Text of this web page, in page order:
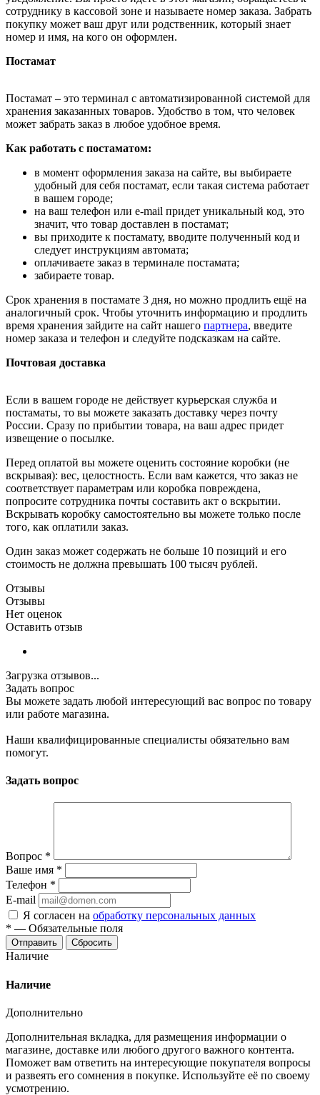
сотруднику в кассовой зоне и называете номер заказа. Забрать
покупку может ваш друг или родственник, который знает
номер и имя, на кого он оформлен.
Постамат
Постамат – это терминал с автоматизированной системой для
хранения заказанных товаров. Удобство в том, что человек
может забрать заказ в любое удобное время.
Как работать с постаматом:
в момент оформления заказа на сайте, вы выбираете
удобный для себя постамат, если такая система работает
в вашем городе;
на ваш телефон или e-mail придет уникальный код, это
значит, что товар доставлен в постамат;
вы приходите к постамату, вводите полученный код и
следует инструкциям автомата;
оплачиваете заказ в терминале постамата;
забираете товар.
Срок хранения в постамате 3 дня, но можно продлить ещё на
аналогичный срок. Чтобы уточнить информацию и продлить
время хранения зайдите на сайт нашего партнера, введите
номер заказа и телефон и следуйте подсказкам на сайте.
Почтовая доставка
Если в вашем городе не действует курьерская служба и
постаматы, то вы можете заказать доставку через почту
России. Сразу по прибытии товара, на ваш адрес придет
извещение о посылке.
Перед оплатой вы можете оценить состояние коробки (не
вскрывая): вес, целостность. Если вам кажется, что заказ не
соответствует параметрам или коробка повреждена,
попросите сотрудника почты составить акт о вскрытии.
Вскрывать коробку самостоятельно вы можете только после
того, как оплатили заказ.
Один заказ может содержать не больше 10 позиций и его
стоимость не должна превышать 100 тысяч рублей.
Отзывы
Отзывы
Нет оценок
Оставить отзыв
Загрузка отзывов...
Задать вопрос
Вы можете задать любой интересующий вас вопрос по товару
или работе магазина.
Наши квалифицированные специалисты обязательно вам
помогут.
Задать вопрос
Вопрос *
Ваше имя *
Телефон *
E-mail
Я согласен на обработку персональных данных
* — Обязательные поля
Отправить Сбросить
Наличие
Наличие
Дополнительно
Дополнительная вкладка, для размещения информации о
магазине, доставке или любого другого важного контента.
Поможет вам ответить на интересующие покупателя вопросы
и развеять его сомнения в покупке. Используйте её по своему
усмотрению.